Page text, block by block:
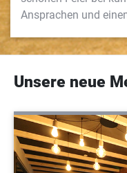
Ansprachen und
Unsere neue